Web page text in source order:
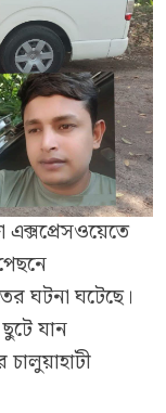
এক্সপ্রেসওয়েতে
ঘটনা ঘটেছে।
যান